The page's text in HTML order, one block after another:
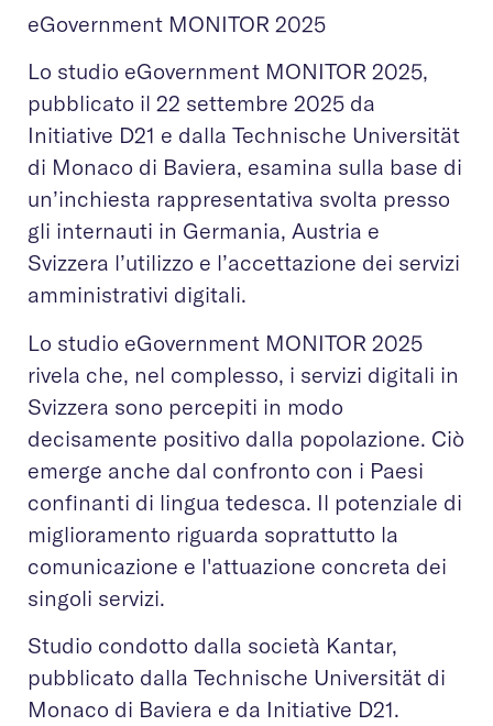
eGovernment MONITOR 2025
Lo studio eGovernment MONITOR 2025,
pubblicato il 22 settembre 2025 da
Initiative D21 e dalla Technische Universität
di Monaco di Baviera, esamina sulla base di
un’inchiesta rappresentativa svolta presso
gli internauti in Germania, Austria e
Svizzera l’utilizzo e l’accettazione dei servizi
amministrativi digitali.
Lo studio eGovernment MONITOR 2025
rivela che, nel complesso, i servizi digitali in
Svizzera sono percepiti in modo
decisamente positivo dalla popolazione. Ciò
emerge anche dal confronto con i Paesi
confinanti di lingua tedesca. Il potenziale di
miglioramento riguarda soprattutto la
comunicazione e l'attuazione concreta dei
singoli servizi.
Studio condotto dalla società Kantar,
pubblicato dalla Technische Universität di
Monaco di Baviera e da Initiative D21.